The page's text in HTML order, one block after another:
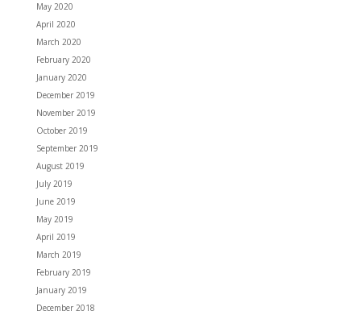
May 2020
April 2020
March 2020
February 2020
January 2020
December 2019
November 2019
October 2019
September 2019
August 2019
July 2019
June 2019
May 2019
April 2019
March 2019
February 2019
January 2019
December 2018